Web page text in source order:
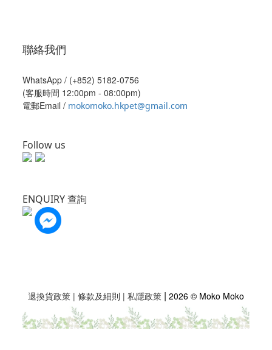
聯絡我們
WhatsApp / (+852) 5182-0756
(客服時間 12:00pm - 08:00pm)
電郵Email / mokomoko.hkpet@gmail.com
Follow us
ENQUIRY 查詢
退換貨政策 | 條款及細則 | 私隱政策 | 2026 © Moko Moko